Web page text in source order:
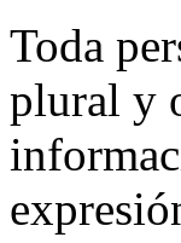
Toda
plural y